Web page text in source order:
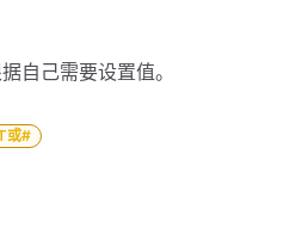
自己需要设置值。
或#